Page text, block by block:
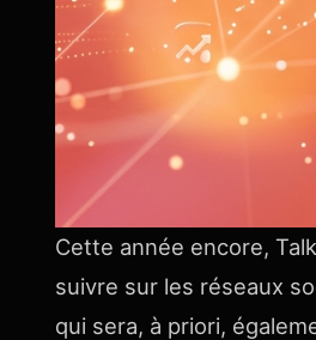
Cette année encore,
suivre sur les réseaux
qui sera, à priori,